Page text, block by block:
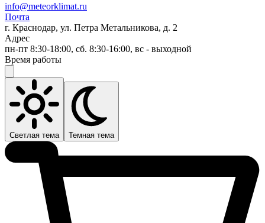
info@meteorklimat.ru
Почта
г. Краснодар, ул. Петра Метальникова, д. 2
Адрес
пн-пт 8:30-18:00, сб. 8:30-16:00, вс - выходной
Время работы
Светлая тема Темная тема